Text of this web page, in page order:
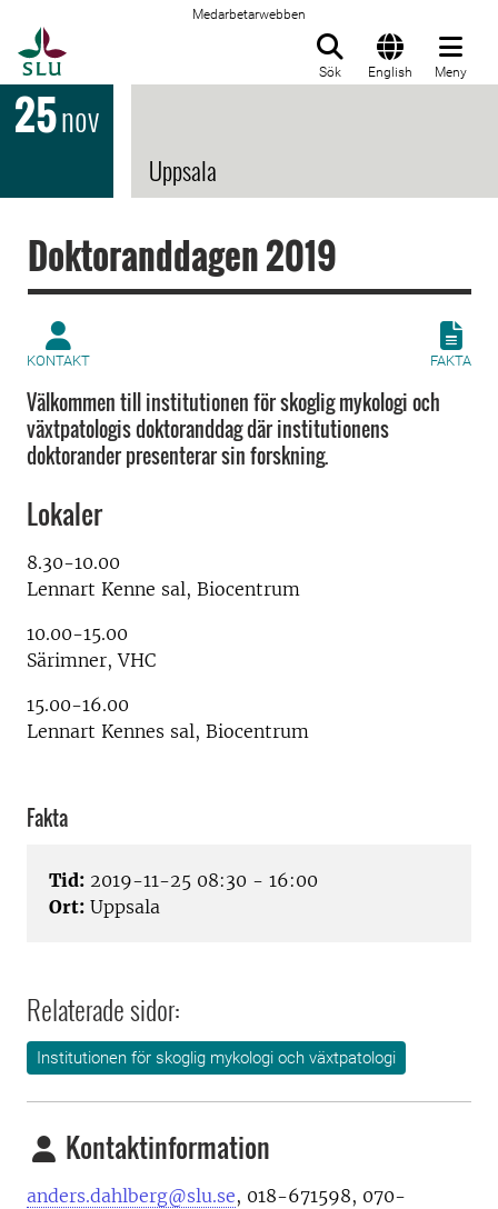
Medarbetarwebben
Sök English Meny
25nov
Uppsala
Doktoranddagen 2019
KONTAKT FAKTA
Välkommen till institutionen för skoglig mykologi och
växtpatologis doktoranddag där institutionens
doktorander presenterar sin forskning.
Lokaler
8.30-10.00
Lennart Kenne sal, Biocentrum
10.00-15.00
Särimner, VHC
15.00-16.00
Lennart Kennes sal, Biocentrum
Fakta
Tid: 2019-11-25 08:30 - 16:00
Ort: Uppsala
Relaterade sidor:
Institutionen för skoglig mykologi och växtpatologi
Kontaktinformation
anders.dahlberg@slu.se, 018-671598, 070-